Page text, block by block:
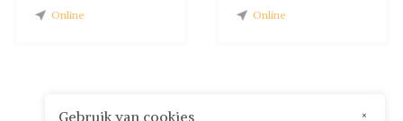
Online Online
×
Gebruik van cookies